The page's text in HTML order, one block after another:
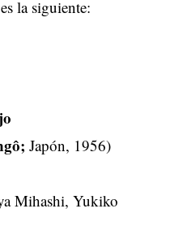
la siguiente:
Japón, 1956)
Mihashi, Yukiko